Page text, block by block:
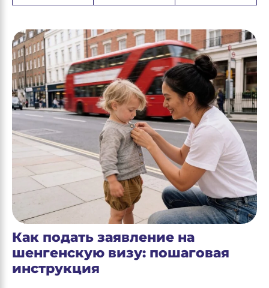
Как подать заявление на
шенгенскую визу: пошаговая
инструкция